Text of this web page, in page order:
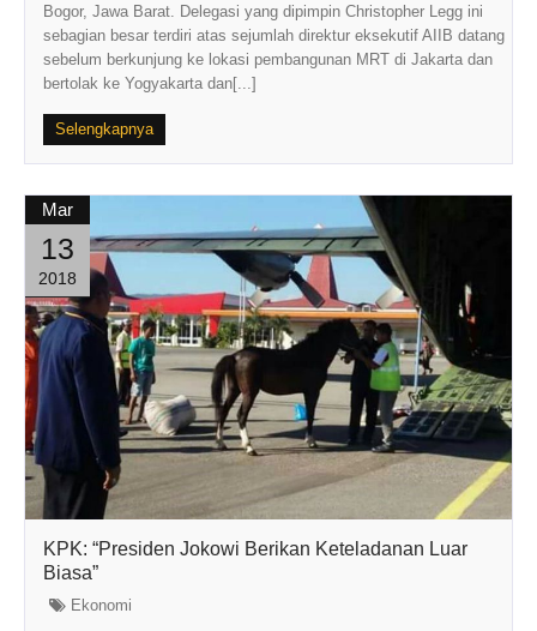
Bogor, Jawa Barat. Delegasi yang dipimpin Christopher Legg ini
sebagian besar terdiri atas sejumlah direktur eksekutif AIIB datang
sebelum berkunjung ke lokasi pembangunan MRT di Jakarta dan
bertolak ke Yogyakarta dan[...]
Selengkapnya
Mar
13
2018
KPK: “Presiden Jokowi Berikan Keteladanan Luar
Biasa”
Ekonomi